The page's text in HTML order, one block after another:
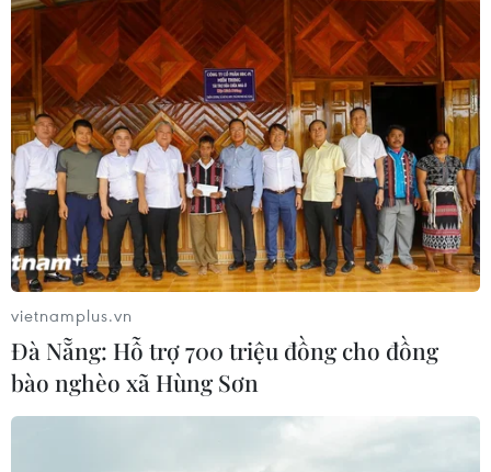
vietnamplus.vn
Đà Nẵng: Hỗ trợ 700 triệu đồng cho đồng
bào nghèo xã Hùng Sơn